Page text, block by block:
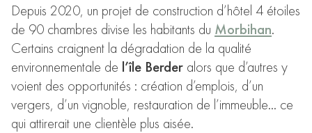
Depuis 2020, un projet de construction d’hôtel 4 étoiles
de 90 chambres divise les habitants du Morbihan.
Certains craignent la dégradation de la qualité
environnementale de l’île Berder alors que d’autres y
voient des opportunités : création d’emplois, d’un
vergers, d’un vignoble, restauration de l’immeuble… ce
qui attirerait une clientèle plus aisée.